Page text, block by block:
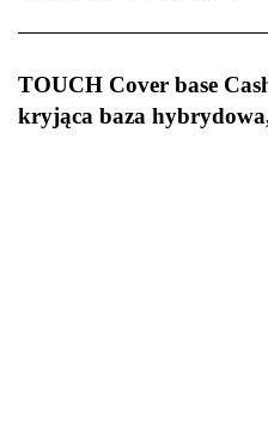
TOUCH Cover base
kryjąca baza